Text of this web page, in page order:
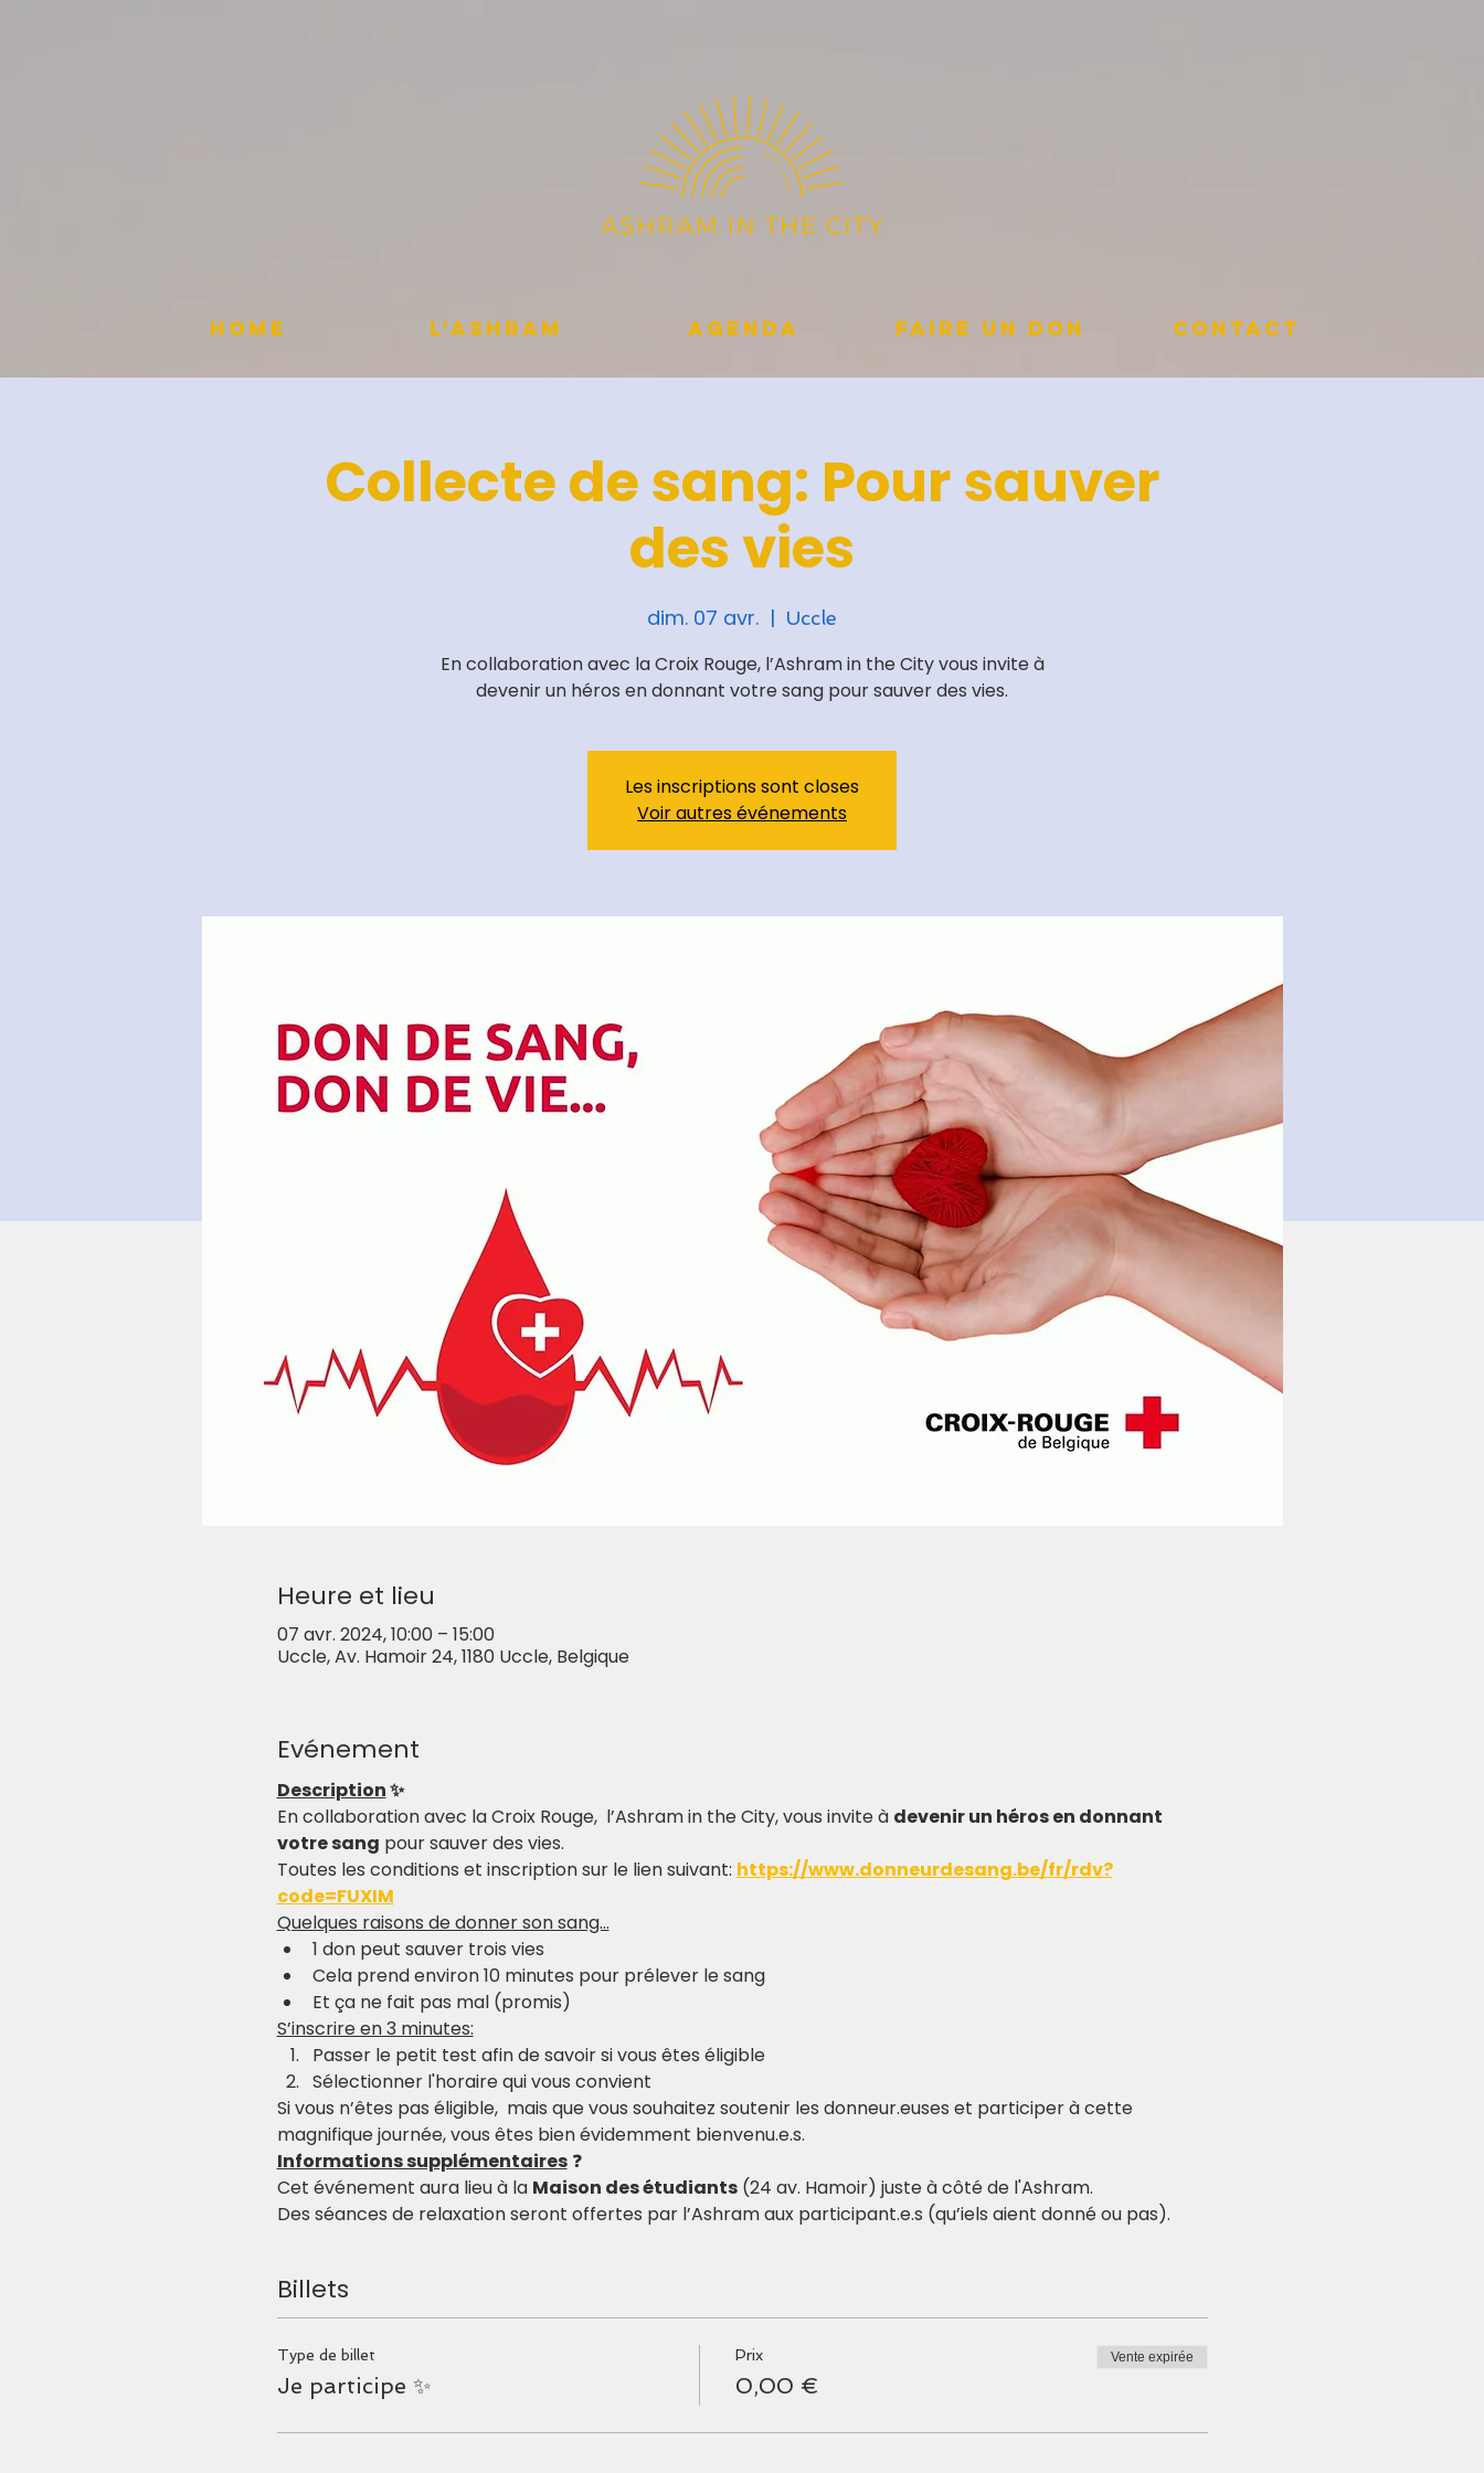
HOME L'Ashram Agenda Faire un don Contact
Collecte de sang: Pour sauver
des vies
dim. 07 avr.
  |
Uccle
En collaboration avec la Croix Rouge, l’Ashram in the City vous invite à
devenir un héros en donnant votre sang pour sauver des vies.
Les inscriptions sont closes
Voir autres événements
Heure et lieu
07 avr. 2024, 10:00 – 15:00
Uccle, Av. Hamoir 24, 1180 Uccle, Belgique
Evénement
Description ✨
En collaboration avec la Croix Rouge,  l’Ashram in the City, vous invite à devenir un héros en donnant
votre sang pour sauver des vies.
Toutes les conditions et inscription sur le lien suivant: https://www.donneurdesang.be/fr/rdv?
code=FUXIM
Quelques raisons de donner son sang...
1 don peut sauver trois vies
Cela prend environ 10 minutes pour prélever le sang
Et ça ne fait pas mal (promis)
S’inscrire en 3 minutes:
Passer le petit test afin de savoir si vous êtes éligible
Sélectionner l'horaire qui vous convient
Si vous n’êtes pas éligible,  mais que vous souhaitez soutenir les donneur.euses et participer à cette
magnifique journée, vous êtes bien évidemment bienvenu.e.s.
Informations supplémentaires ❓
Cet événement aura lieu à la Maison des étudiants (24 av. Hamoir) juste à côté de l'Ashram.
Des séances de relaxation seront offertes par l’Ashram aux participant.e.s (qu’iels aient donné ou pas).
Billets
Type de billet
Je participe ✨
Prix
0,00 €
Vente expirée